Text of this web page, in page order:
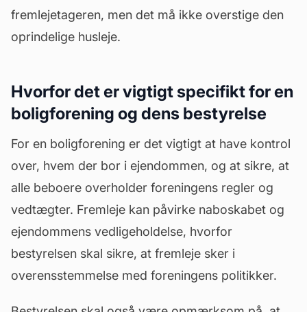
fremlejetageren, men det må ikke overstige den
oprindelige husleje.
Hvorfor det er vigtigt specifikt for en
boligforening og dens bestyrelse
For en boligforening er det vigtigt at have kontrol
over, hvem der bor i ejendommen, og at sikre, at
alle beboere overholder foreningens regler og
vedtægter. Fremleje kan påvirke naboskabet og
ejendommens vedligeholdelse, hvorfor
bestyrelsen skal sikre, at fremleje sker i
overensstemmelse med foreningens politikker.